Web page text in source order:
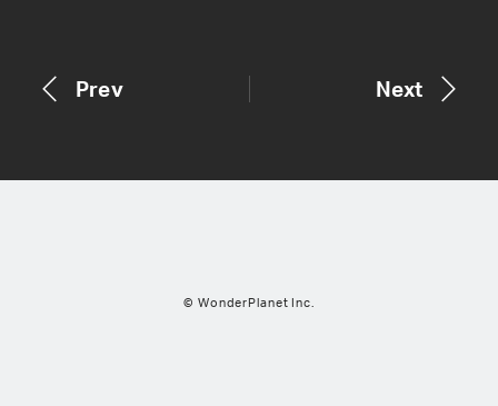
Prev Next
© WonderPlanet Inc.